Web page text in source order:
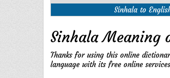
Sinhala to
Sinhala Meaning
Thanks for using this online
language with its free online